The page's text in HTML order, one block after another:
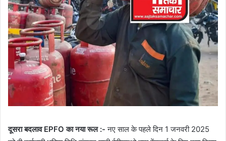
दूसरा बदलाव EPFO का नया रूल :- नए साल के पहले दिन 1 जनवरी 2025